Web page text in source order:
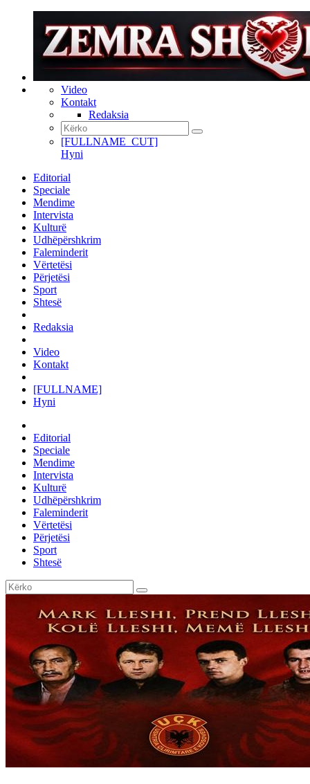
Video
Kontakt
Redaksia
[FULLNAME_CUT]
Hyni
Editorial
Speciale
Mendime
Intervista
Kulturë
Udhëpërshkrim
Faleminderit
Vërtetësi
Përjetësi
Sport
Shtesë
Redaksia
Video
Kontakt
[FULLNAME]
Hyni
Editorial
Speciale
Mendime
Intervista
Kulturë
Udhëpërshkrim
Faleminderit
Vërtetësi
Përjetësi
Sport
Shtesë